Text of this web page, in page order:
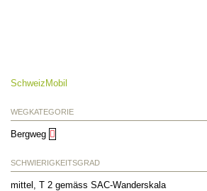
SchweizMobil
WEGKATEGORIE
Bergweg
SCHWIERIGKEITSGRAD
mittel, T 2 gemäss SAC-Wanderskala